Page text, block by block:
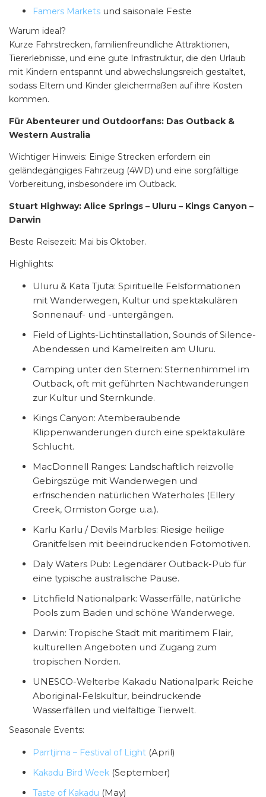
Famers Markets und saisonale Feste
Warum ideal?
Kurze Fahrstrecken, familienfreundliche Attraktionen,
Tiererlebnisse, und eine gute Infrastruktur, die den Urlaub
mit Kindern entspannt und abwechslungsreich gestaltet,
sodass Eltern und Kinder gleichermaßen auf ihre Kosten
kommen.
Für Abenteurer und Outdoorfans: Das Outback &
Western Australia
Wichtiger Hinweis: Einige Strecken erfordern ein
geländegängiges Fahrzeug (4WD) und eine sorgfältige
Vorbereitung, insbesondere im Outback.
Stuart Highway: Alice Springs – Uluru – Kings Canyon –
Darwin
Beste Reisezeit: Mai bis Oktober.
Highlights:
Uluru & Kata Tjuta: Spirituelle Felsformationen
mit Wanderwegen, Kultur und spektakulären
Sonnenauf- und -untergängen.
Field of Lights-Lichtinstallation, Sounds of Silence-
Abendessen und Kamelreiten am Uluru.
Camping unter den Sternen: Sternenhimmel im
Outback, oft mit geführten Nachtwanderungen
zur Kultur und Sternkunde.
Kings Canyon: Atemberaubende
Klippenwanderungen durch eine spektakuläre
Schlucht.
MacDonnell Ranges: Landschaftlich reizvolle
Gebirgszüge mit Wanderwegen und
erfrischenden natürlichen Waterholes (Ellery
Creek, Ormiston Gorge u.a.).
Karlu Karlu / Devils Marbles: Riesige heilige
Granitfelsen mit beeindruckenden Fotomotiven.
Daly Waters Pub: Legendärer Outback-Pub für
eine typische australische Pause.
Litchfield Nationalpark: Wasserfälle, natürliche
Pools zum Baden und schöne Wanderwege.
Darwin: Tropische Stadt mit maritimem Flair,
kulturellen Angeboten und Zugang zum
tropischen Norden.
UNESCO-Welterbe Kakadu Nationalpark: Reiche
Aboriginal-Felskultur, beindruckende
Wasserfällen und vielfältige Tierwelt.
Seasonale Events:
Parrtjima – Festival of Light (April)
Kakadu Bird Week (September)
Taste of Kakadu (May)